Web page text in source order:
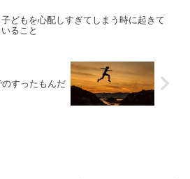
子どもを心配しすぎてしまう時に起きて
いること
すったもんだ